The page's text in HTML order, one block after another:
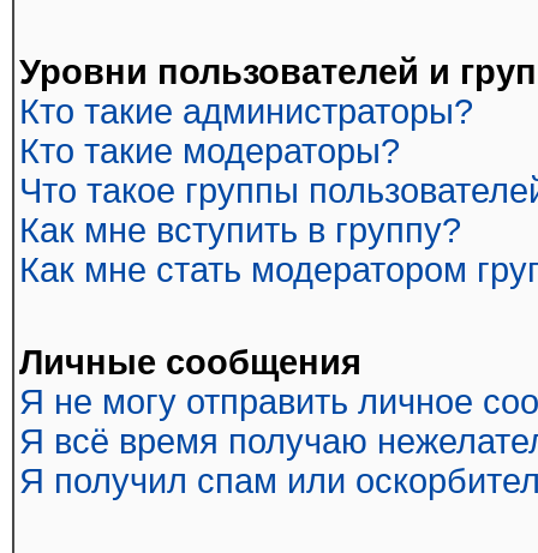
Уровни пользователей и
Кто такие администраторы?
Кто такие модераторы?
Что такое группы
Как мне вступить в группу?
Как мне стать модератором
Личные сообщения
Я не могу отправить личное
Я всё время получаю
Я получил спам или